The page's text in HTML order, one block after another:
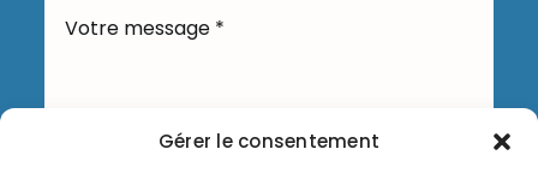
Gérer le consentement